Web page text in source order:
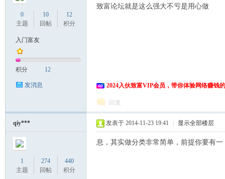
0
主题
10
回帖
12
积分
入门富友
积分 12
发消息
致富论坛就是这么强大不亏是用心做
2024入伙致富VIP会员，带你体验网络赚钱
回复
qiy***
1
主题
274
回帖
440
积分
发表于 2014-11-23 19:41 显示全部楼层
息，其实做分类非常简单，前提你要有一